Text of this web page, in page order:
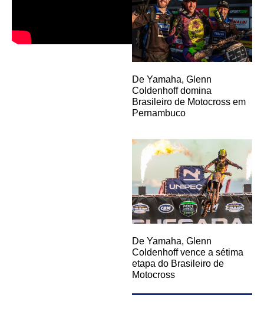
De Yamaha, Glenn
Coldenhoff domina
Brasileiro de Motocross em
Pernambuco
De Yamaha, Glenn
Coldenhoff vence a sétima
etapa do Brasileiro de
Motocross